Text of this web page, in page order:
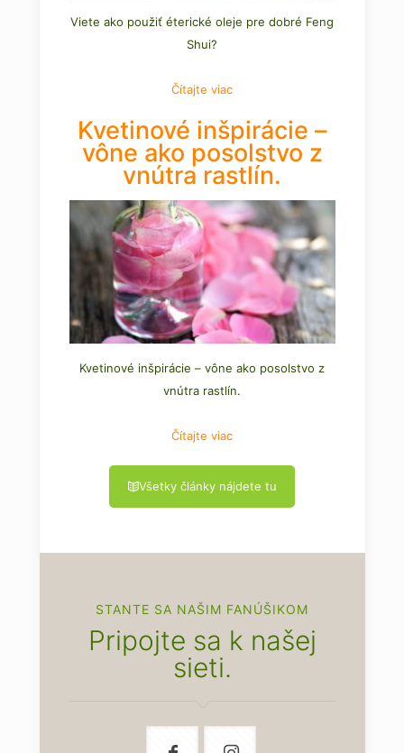
Viete ako použiť éterické oleje pre dobré Feng
Shui?
Čítajte viac
Kvetinové inšpirácie –
vône ako posolstvo z
vnútra rastlín.
Kvetinové inšpirácie – vône ako posolstvo z
vnútra rastlín.
Čítajte viac
Všetky články nájdete tu
STANTE SA NAŠIM FANÚŠIKOM
Pripojte sa k našej
sieti.